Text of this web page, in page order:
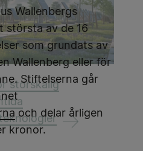
storskalig
Wallenbergs
största av de 16
som grundats av
Wallenberg eller för
Stiftelserna går
och delar årligen
kronor.